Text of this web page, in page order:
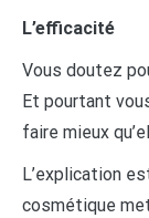
L’efficacité
Vous doutez
Et pourtant
faire mieux
L’explication
cosmétique